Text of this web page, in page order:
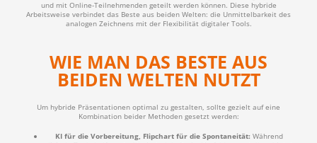
und mit Online-Teilnehmenden geteilt werden können. Diese hybride
Arbeitsweise verbindet das Beste aus beiden Welten: die Unmittelbarkeit des
analogen Zeichnens mit der Flexibilität digitaler Tools.
WIE MAN DAS BESTE AUS
BEIDEN WELTEN NUTZT
Um hybride Präsentationen optimal zu gestalten, sollte gezielt auf eine
Kombination beider Methoden gesetzt werden:
KI für die Vorbereitung, Flipchart für die Spontaneität: Während